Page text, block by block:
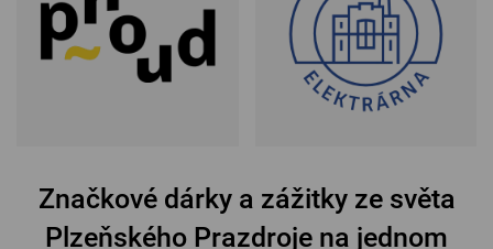
Značkové dárky a zážitky ze světa
Plzeňského Prazdroje na jednom